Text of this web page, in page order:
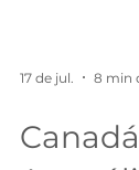
17 de jul. 8 min